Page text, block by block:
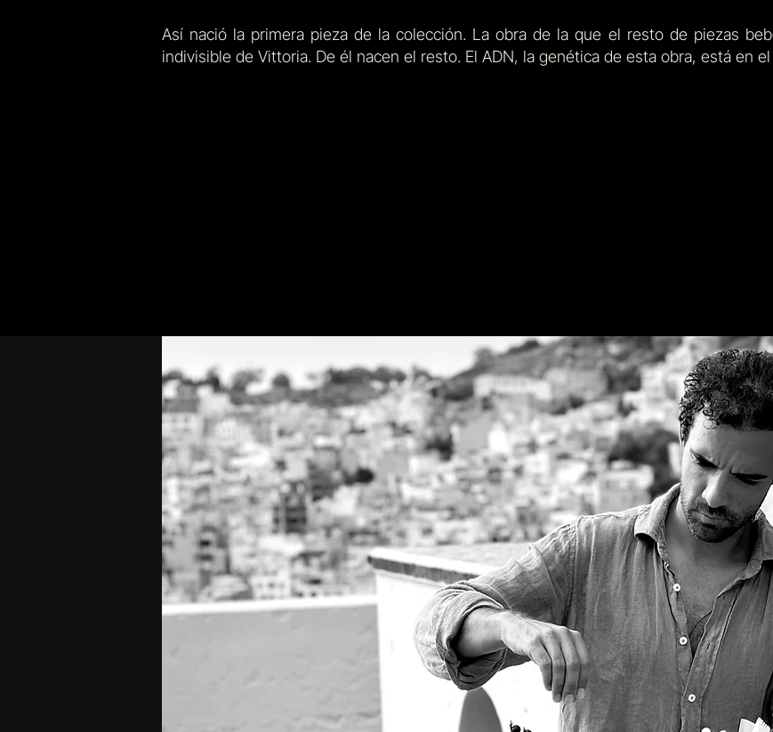
Así nació la primera pieza de la colección. La obra de la que el resto de piezas
indivisible de Vittoria. De él nacen el resto. El ADN, la genética de esta obra, está en